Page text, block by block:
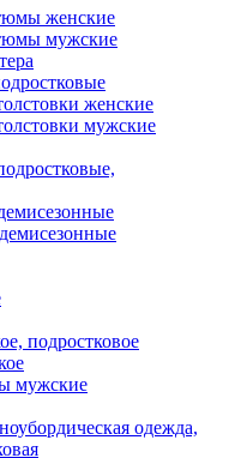
женские
мужские
женские
мужские
подростковое
мужские
одежда,